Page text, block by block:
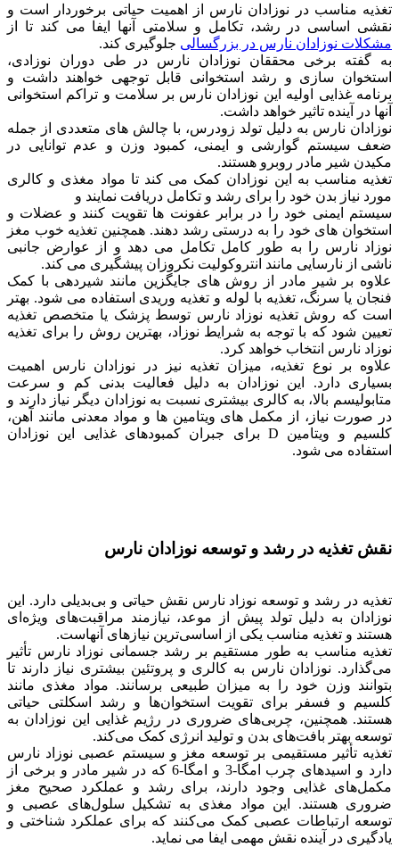
تغذیه مناسب در نوزادان نارس از اهمیت حیاتی برخوردار است و
نقشی اساسی در رشد، تکامل و سلامتی آنها ایفا می کند تا از
مشکلات نوزادان نارس در بزرگسالی جلوگیری کند.
به گفته برخی محققان نوزادان نارس در طی دوران نوزادی،
استخوان سازی و رشد استخوانی قابل توجهی خواهند داشت و
برنامه غذایی اولیه این نوزادان نارس بر سلامت و تراکم استخوانی
آنها در آینده تاثیر خواهد داشت.
نوزادان نارس به دلیل تولد زودرس، با چالش های متعددی از جمله
ضعف سیستم گوارشی و ایمنی، کمبود وزن و عدم توانایی در
مکیدن شیر مادر روبرو هستند.
تغذیه مناسب به این نوزادان کمک می کند تا مواد مغذی و کالری
مورد نیاز بدن خود را برای رشد و تکامل دریافت نمایند و
سیستم ایمنی خود را در برابر عفونت ها تقویت کنند و عضلات و
استخوان های خود را به درستی رشد دهند. همچنین تغذیه خوب مغز
نوزاد نارس را به طور کامل تکامل می دهد و از عوارض جانبی
ناشی از نارسایی مانند انتروکولیت نکروزان پیشگیری می کند.
علاوه بر شیر مادر از روش های جایگزین مانند شیردهی با کمک
فنجان یا سرنگ، تغذیه با لوله و تغذیه وریدی استفاده می شود. بهتر
است که روش تغذیه نوزاد نارس توسط پزشک یا متخصص تغذیه
تعیین شود که با توجه به شرایط نوزاد، بهترین روش را برای تغذیه
نوزاد نارس انتخاب خواهد کرد.
علاوه بر نوع تغذیه، میزان تغذیه نیز در نوزادان نارس اهمیت
بسیاری دارد. این نوزادان به دلیل فعالیت بدنی کم و سرعت
متابولیسم بالا، به کالری بیشتری نسبت به نوزادان دیگر نیاز دارند و
در صورت نیاز، از مکمل های ویتامین ها و مواد معدنی مانند آهن،
کلسیم و ویتامین D برای جبران کمبودهای غذایی این نوزادان
استفاده می شود.
نقش تغذیه در رشد و توسعه نوزادان نارس
تغذیه در رشد و توسعه نوزاد نارس نقش حیاتی و بی‌بدیلی دارد. این
نوزادان به دلیل تولد پیش از موعد، نیازمند مراقبت‌های ویژه‌ای
هستند و تغذیه مناسب یکی از اساسی‌ترین نیازهای آنهاست.
تغذیه مناسب به طور مستقیم بر رشد جسمانی نوزاد نارس تأثیر
می‌گذارد. نوزادان نارس به کالری و پروتئین بیشتری نیاز دارند تا
بتوانند وزن خود را به میزان طبیعی برسانند. مواد مغذی مانند
کلسیم و فسفر برای تقویت استخوان‌ها و رشد اسکلتی حیاتی
هستند. همچنین، چربی‌های ضروری در رژیم غذایی این نوزادان به
توسعه بهتر بافت‌های بدن و تولید انرژی کمک می‌کند.
تغذیه تأثیر مستقیمی بر توسعه مغز و سیستم عصبی نوزاد نارس
دارد و اسیدهای چرب امگا-3 و امگا-6 که در شیر مادر و برخی از
مکمل‌های غذایی وجود دارند، برای رشد و عملکرد صحیح مغز
ضروری هستند. این مواد مغذی به تشکیل سلول‌های عصبی و
توسعه ارتباطات عصبی کمک می‌کنند که برای عملکرد شناختی و
یادگیری در آینده نقش مهمی ایفا می نماید.